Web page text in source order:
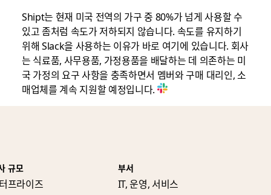
Shipt는 현재 미국 전역의 가구 중 80%가 넘게 사용할 수
있고 좀처럼 속도가 저하되지 않습니다. 속도를 유지하기
위해 Slack을 사용하는 이유가 바로 여기에 있습니다. 회사
는 식료품, 사무용품, 가정용품을 배달하는 데 의존하는 미
국 가정의 요구 사항을 충족하면서 멤버와 구매 대리인, 소
매업체를 계속 지원할 예정입니다.
규모
프라이즈
부서
IT, 운영, 서비스